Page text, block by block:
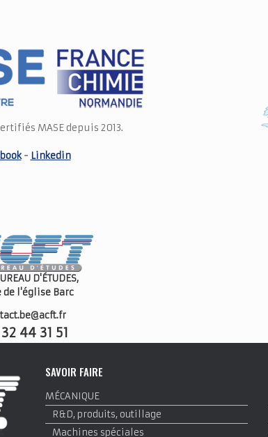
MASE depuis 2013.
- Linkedin
D'ÉTUDES,
de l'église Barc
44 31 51
SAVOIR FAIRE
MÉCANIQUE
R&D, produits, outillage
Machines spéciales